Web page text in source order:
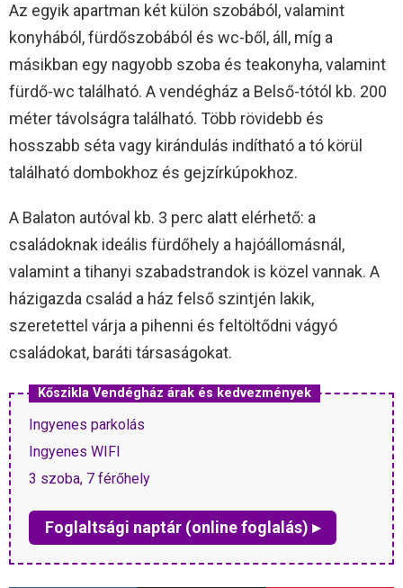
Az egyik apartman két külön szobából, valamint
konyhából, fürdőszobából és wc-ből, áll, míg a
másikban egy nagyobb szoba és teakonyha, valamint
fürdő-wc található. A vendégház a Belső-tótól kb. 200
méter távolságra található. Több rövidebb és
hosszabb séta vagy kirándulás indítható a tó körül
található dombokhoz és gejzírkúpokhoz.
A Balaton autóval kb. 3 perc alatt elérhető: a
családoknak ideális fürdőhely a hajóállomásnál,
valamint a tihanyi szabadstrandok is közel vannak. A
házigazda család a ház felső szintjén lakik,
szeretettel várja a pihenni és feltöltődni vágyó
családokat, baráti társaságokat.
Kőszikla Vendégház árak és kedvezmények
Ingyenes parkolás
Ingyenes WIFI
3 szoba, 7 férőhely
Foglaltsági naptár (online foglalás) ▸